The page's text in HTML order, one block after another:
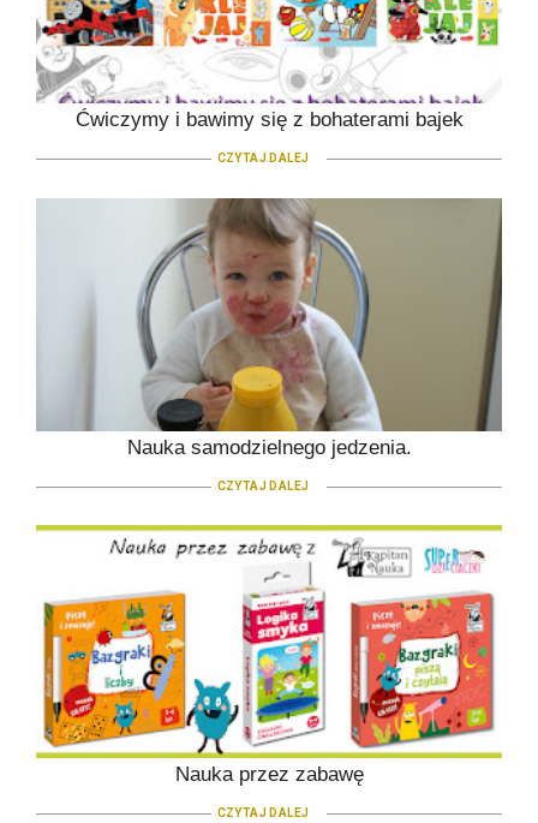
Ćwiczymy i bawimy się z bohaterami bajek
CZYTAJ DALEJ
Nauka samodzielnego jedzenia.
CZYTAJ DALEJ
Nauka przez zabawę
CZYTAJ DALEJ